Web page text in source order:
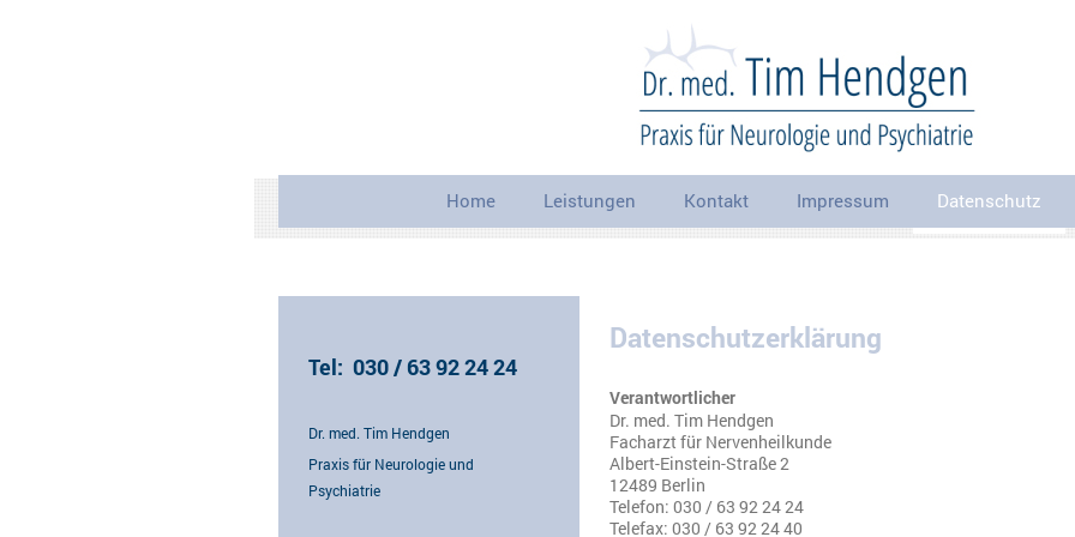
Home Leistungen Kontakt Impressum Datenschutz
Aktuelles
Datenschutzerklärung
Verantwortlicher
Dr. med. Tim Hendgen
Facharzt für Nervenheilkunde
Albert-Einstein-Straße 2
12489 Berlin
Telefon: 030 / 63 92 24 24
Telefax: 030 / 63 92 24 40
Tel: 030 / 63 92 24 24
Dr. med. Tim Hendgen
Praxis für Neurologie und
Psychiatrie